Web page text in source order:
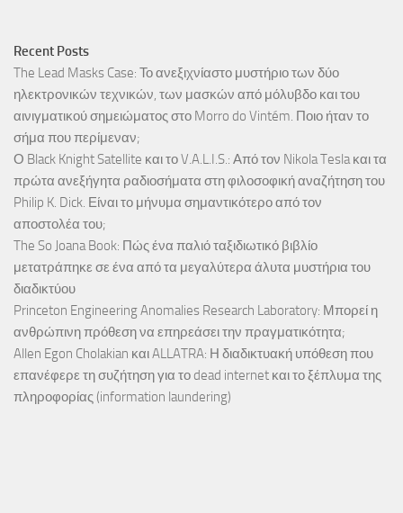
Recent Posts
The Lead Masks Case: Το ανεξιχνίαστο μυστήριο των δύο
ηλεκτρονικών τεχνικών, των μασκών από μόλυβδο και του
αινιγματικού σημειώματος στο Morro do Vintém. Ποιο ήταν το
σήμα που περίμεναν;
Ο Black Knight Satellite και το V.A.L.I.S.: Από τον Nikola Tesla και τα
πρώτα ανεξήγητα ραδιοσήματα στη φιλοσοφική αναζήτηση του
Philip K. Dick. Είναι το μήνυμα σημαντικότερο από τον
αποστολέα του;
The So Joana Book: Πώς ένα παλιό ταξιδιωτικό βιβλίο
μετατράπηκε σε ένα από τα μεγαλύτερα άλυτα μυστήρια του
διαδικτύου
Princeton Engineering Anomalies Research Laboratory: Μπορεί η
ανθρώπινη πρόθεση να επηρεάσει την πραγματικότητα;
Allen Egon Cholakian και ALLATRA: Η διαδικτυακή υπόθεση που
επανέφερε τη συζήτηση για το dead internet και το ξέπλυμα της
πληροφορίας (information laundering)